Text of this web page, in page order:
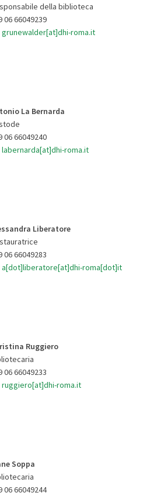
della biblioteca
06 66049239
grunewalder[at]dhi-roma.it
La Bernarda
06 66049240
labernarda[at]dhi-roma.it
Liberatore
06 66049283
a[dot]liberatore[at]dhi-roma[dot]it
Ruggiero
06 66049233
ruggiero[at]dhi-roma.it
Soppa
06 66049244